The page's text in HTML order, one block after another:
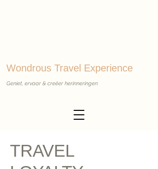
Wondrous Travel Experience
Geniet, ervaar & creëer herinneringen
TRAVEL